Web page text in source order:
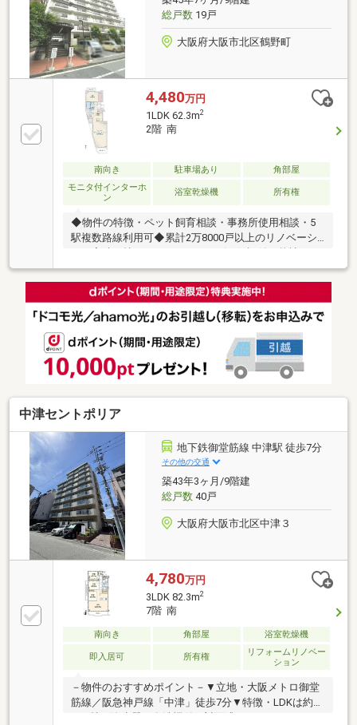
━━━━━・・・物件の詳細・ご相談はお気軽にお問
い合わせください。
総戸数19戸
大阪府大阪市北区鶴野町
4,480万円
1LDK 62.3m2
2階 南
南向き 駐車場あり
角部屋
モニタ付インターホ
ン
浴室乾燥機 所有権
◆物件の特徴・ペット飼育相談・事務所使用相談・5
駅複数路線利用可◆累計2万8000戸以上のリノベーシ
ョン実績を持つ、アフターサービス保証付き弊社イン
テリックスグループ内装物件♪◆室内リノベーション
内容・システムキッチン・ユニットバス・温水洗浄便
座付トイレ・専有部分配管etc◆インテリックスの販売
実績 ・R1(適合リノベーション)住宅発行ランキング3
績 ・累計販売戸数2万7000戸突破!
中津セントポリア
地下鉄御堂筋線 中津駅 徒歩7分
その他の交通
築43年3ヶ月/9階建
総戸数40戸
大阪府大阪市北区中津３
4,780万円
3LDK 82.3m2
7階 南
南向き 角部屋 浴室乾燥機
即入居可 所有権
リフォームリノベー
ション
－物件のおすすめポイント－▼立地・大阪メトロ御堂
筋線／阪急神戸線「中津」徒歩7分▼特徴・LDKは約
20.5帖・浄水器・食洗機付の対面式キッチン、2WAYパ